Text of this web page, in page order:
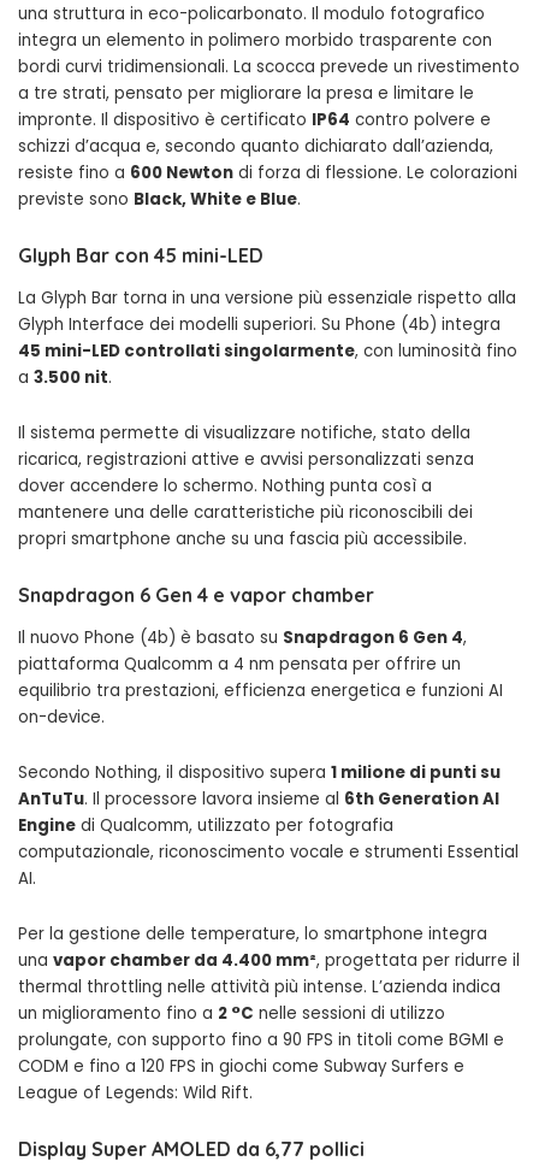
una struttura in eco-policarbonato. Il modulo fotografico
integra un elemento in polimero morbido trasparente con
bordi curvi tridimensionali. La scocca prevede un rivestimento
a tre strati, pensato per migliorare la presa e limitare le
impronte. Il dispositivo è certificato IP64 contro polvere e
schizzi d’acqua e, secondo quanto dichiarato dall’azienda,
resiste fino a 600 Newton di forza di flessione. Le colorazioni
previste sono Black, White e Blue.
Glyph Bar con 45 mini-LED
La Glyph Bar torna in una versione più essenziale rispetto alla
Glyph Interface dei modelli superiori. Su Phone (4b) integra
45 mini-LED controllati singolarmente, con luminosità fino
a 3.500 nit.
Il sistema permette di visualizzare notifiche, stato della
ricarica, registrazioni attive e avvisi personalizzati senza
dover accendere lo schermo. Nothing punta così a
mantenere una delle caratteristiche più riconoscibili dei
propri smartphone anche su una fascia più accessibile.
Snapdragon 6 Gen 4 e vapor chamber
Il nuovo Phone (4b) è basato su Snapdragon 6 Gen 4,
piattaforma Qualcomm a 4 nm pensata per offrire un
equilibrio tra prestazioni, efficienza energetica e funzioni AI
on-device.
Secondo Nothing, il dispositivo supera 1 milione di punti su
AnTuTu. Il processore lavora insieme al 6th Generation AI
Engine di Qualcomm, utilizzato per fotografia
computazionale, riconoscimento vocale e strumenti Essential
AI.
Per la gestione delle temperature, lo smartphone integra
una vapor chamber da 4.400 mm², progettata per ridurre il
thermal throttling nelle attività più intense. L’azienda indica
un miglioramento fino a 2 °C nelle sessioni di utilizzo
prolungate, con supporto fino a 90 FPS in titoli come BGMI e
CODM e fino a 120 FPS in giochi come Subway Surfers e
League of Legends: Wild Rift.
Display Super AMOLED da 6,77 pollici